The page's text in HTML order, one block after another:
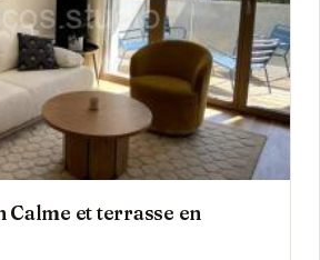
Calme et terrasse en